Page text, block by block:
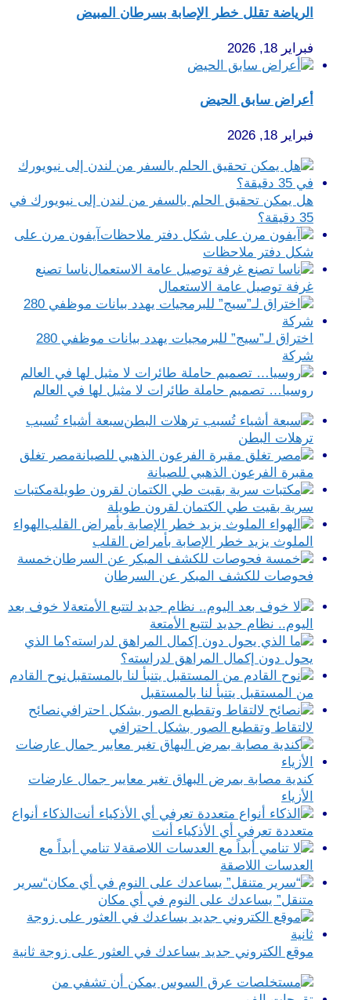
الرياضة تقلل خطر الإصابة بسرطان المبيض
فبراير 18, 2026
أعراض سابق الحيض
فبراير 18, 2026
هل يمكن تحقيق الحلم بالسفر من لندن إلى نيويورك في
35 دقيقة؟
آيفون مرن على
شكل دفتر ملاحظات
ناسا تصنع
غرفة توصيل عامة الاستعمال
اختراق لـ”سيج” للبرمجيات يهدد بيانات موظفي 280
شركة
روسيا… تصميم حاملة طائرات لا مثيل لها في العالم
سبعة أشياء تُسبب
ترهلات البطن
مصر تغلق
مقبرة الفرعون الذهبي للصيانة
مكتبات
سرية بقيت طي الكتمان لقرون طويلة
الهواء
الملوث يزيد خطر الإصابة بأمراض القلب
خمسة
فحوصات للكشف المبكر عن السرطان
لا خوف بعد
اليوم.. نظام جديد لتتبع الأمتعة
ما الذي
يحول دون إكمال المراهق لدراسته؟
نوح القادم
من المستقبل يتنبأ لنا بالمستقبل
نصائح
لالتقاط وتقطيع الصور بشكل احترافي
كندية مصابة بمرض البهاق تغير معايير جمال عارضات
الأزياء
الذكاء أنواع
متعددة تعرفي أي الأذكياء أنت
لا تنامي أبداً مع
العدسات اللاصقة
“سرير
متنقل” يساعدك على النوم في أي مكان
موقع الكتروني جديد يساعدك في العثور على زوجة ثانية